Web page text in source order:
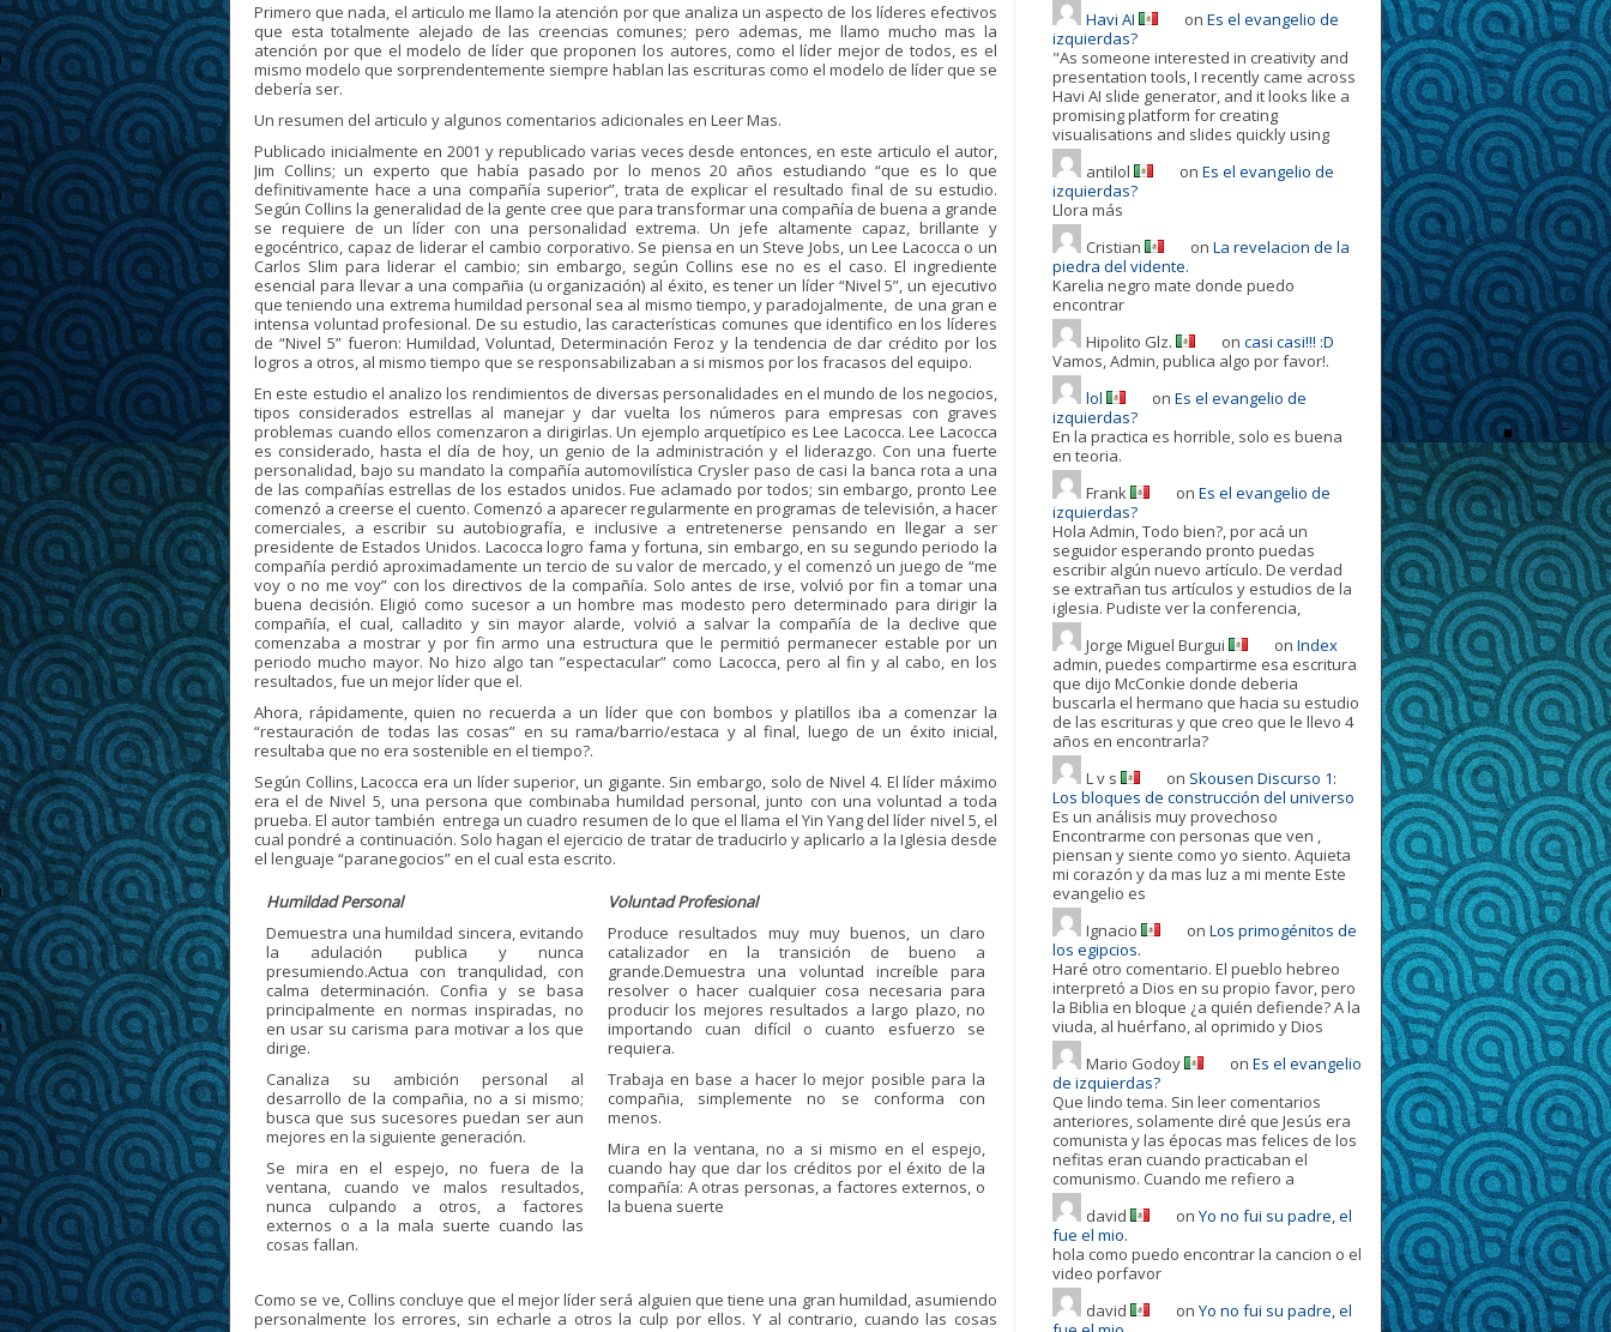
Primero que nada, el articulo me llamo la atención por que analiza un aspecto de los líderes efectivos
que esta totalmente alejado de las creencias comunes; pero ademas, me llamo mucho mas la
atención por que el modelo de líder que proponen los autores, como el líder mejor de todos, es el
mismo modelo que sorprendentemente siempre hablan las escrituras como el modelo de líder que se
debería ser.
Un resumen del articulo y algunos comentarios adicionales en Leer Mas.
Publicado inicialmente en 2001 y republicado varias veces desde entonces, en este articulo el autor,
Jim Collins; un experto que había pasado por lo menos 20 años estudiando “que es lo que
definitivamente hace a una compañía superior”, trata de explicar el resultado final de su estudio.
Según Collins la generalidad de la gente cree que para transformar una compañía de buena a grande
se requiere de un líder con una personalidad extrema. Un jefe altamente capaz, brillante y
egocéntrico, capaz de liderar el cambio corporativo. Se piensa en un Steve Jobs, un Lee Lacocca o un
Carlos Slim para liderar el cambio; sin embargo, según Collins ese no es el caso. El ingrediente
esencial para llevar a una compañia (u organización) al éxito, es tener un líder “Nivel 5”, un ejecutivo
que teniendo una extrema humildad personal sea al mismo tiempo, y paradojalmente, de una gran e
intensa voluntad profesional. De su estudio, las características comunes que identifico en los líderes
de “Nivel 5” fueron: Humildad, Voluntad, Determinación Feroz y la tendencia de dar crédito por los
logros a otros, al mismo tiempo que se responsabilizaban a si mismos por los fracasos del equipo.
En este estudio el analizo los rendimientos de diversas personalidades en el mundo de los negocios,
tipos considerados estrellas al manejar y dar vuelta los números para empresas con graves
problemas cuando ellos comenzaron a dirigirlas. Un ejemplo arquetípico es Lee Lacocca. Lee Lacocca
es considerado, hasta el día de hoy, un genio de la administración y el liderazgo. Con una fuerte
personalidad, bajo su mandato la compañía automovilística Crysler paso de casi la banca rota a una
de las compañías estrellas de los estados unidos. Fue aclamado por todos; sin embargo, pronto Lee
comenzó a creerse el cuento. Comenzó a aparecer regularmente en programas de televisión, a hacer
comerciales, a escribir su autobiografía, e inclusive a entretenerse pensando en llegar a ser
presidente de Estados Unidos. Lacocca logro fama y fortuna, sin embargo, en su segundo periodo la
compañía perdió aproximadamente un tercio de su valor de mercado, y el comenzó un juego de “me
voy o no me voy” con los directivos de la compañía. Solo antes de irse, volvió por fin a tomar una
buena decisión. Eligió como sucesor a un hombre mas modesto pero determinado para dirigir la
compañía, el cual, calladito y sin mayor alarde, volvió a salvar la compañía de la declive que
comenzaba a mostrar y por fin armo una estructura que le permitió permanecer estable por un
periodo mucho mayor. No hizo algo tan ”espectacular” como Lacocca, pero al fin y al cabo, en los
resultados, fue un mejor líder que el.
Ahora, rápidamente, quien no recuerda a un líder que con bombos y platillos iba a comenzar la
“restauración de todas las cosas” en su rama/barrio/estaca y al final, luego de un éxito inicial,
resultaba que no era sostenible en el tiempo?.
Según Collins, Lacocca era un líder superior, un gigante. Sin embargo, solo de Nivel 4. El líder máximo
era el de Nivel 5, una persona que combinaba humildad personal, junto con una voluntad a toda
prueba. El autor también entrega un cuadro resumen de lo que el llama el Yin Yang del líder nivel 5, el
cual pondré a continuación. Solo hagan el ejercicio de tratar de traducirlo y aplicarlo a la Iglesia desde
el lenguaje “paranegocios” en el cual esta escrito.
Humildad Personal
Voluntad Profesional
Demuestra una humildad sincera, evitando
la adulación publica y nunca
presumiendo.Actua con tranqulidad, con
calma determinación. Confia y se basa
principalmente en normas inspiradas, no
en usar su carisma para motivar a los que
dirige.
Canaliza su ambición personal al
desarrollo de la compañia, no a si mismo;
busca que sus sucesores puedan ser aun
mejores en la siguiente generación.
Se mira en el espejo, no fuera de la
ventana, cuando ve malos resultados,
nunca culpando a otros, a factores
externos o a la mala suerte cuando las
cosas fallan.
Produce resultados muy muy buenos, un claro
catalizador en la transición de bueno a
grande.Demuestra una voluntad increíble para
resolver o hacer cualquier cosa necesaria para
producir los mejores resultados a largo plazo, no
importando cuan difícil o cuanto esfuerzo se
requiera.
Trabaja en base a hacer lo mejor posible para la
compañia, simplemente no se conforma con
menos.
Mira en la ventana, no a si mismo en el espejo,
cuando hay que dar los créditos por el éxito de la
compañía: A otras personas, a factores externos, o
la buena suerte
Como se ve, Collins concluye que el mejor líder será alguien que tiene una gran humildad, asumiendo
personalmente los errores, sin echarle a otros la culp por ellos. Y al contrario, cuando las cosas
Havi AI
on Es el evangelio de
izquierdas?
"As someone interested in creativity and
presentation tools, I recently came across
Havi AI slide generator, and it looks like a
promising platform for creating
visualisations and slides quickly using
antilol
on Es el evangelio de
izquierdas?
Llora más
Cristian
on La revelacion de la
piedra del vidente.
Karelia negro mate donde puedo
encontrar
Hipolito Glz.
on casi casi!!! :D
Vamos, Admin, publica algo por favor!.
lol
on Es el evangelio de
izquierdas?
En la practica es horrible, solo es buena
en teoria.
Frank
on Es el evangelio de
izquierdas?
Hola Admin, Todo bien?, por acá un
seguidor esperando pronto puedas
escribir algún nuevo artículo. De verdad
se extrañan tus artículos y estudios de la
iglesia. Pudiste ver la conferencia,
Jorge Miguel Burgui
on Index
admin, puedes compartirme esa escritura
que dijo McConkie donde deberia
buscarla el hermano que hacia su estudio
de las escrituras y que creo que le llevo 4
años en encontrarla?
L v s
on Skousen Discurso 1:
Los bloques de construcción del universo
Es un análisis muy provechoso
Encontrarme con personas que ven ,
piensan y siente como yo siento. Aquieta
mi corazón y da mas luz a mi mente Este
evangelio es
Ignacio
on Los primogénitos de
los egipcios.
Haré otro comentario. El pueblo hebreo
interpretó a Dios en su propio favor, pero
la Biblia en bloque ¿a quién defiende? A la
viuda, al huérfano, al oprimido y Dios
Mario Godoy
on Es el evangelio
de izquierdas?
Que lindo tema. Sin leer comentarios
anteriores, solamente diré que Jesús era
comunista y las épocas mas felices de los
nefitas eran cuando practicaban el
comunismo. Cuando me refiero a
david
on Yo no fui su padre, el
fue el mio.
hola como puedo encontrar la cancion o el
video porfavor
david
on Yo no fui su padre, el